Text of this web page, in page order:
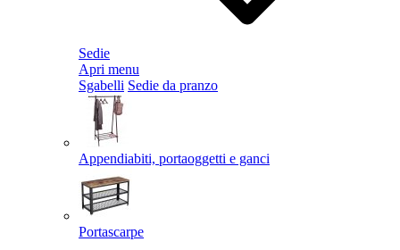
Sedie
Apri menu
Sgabelli Sedie da pranzo
Appendiabiti, portaoggetti e ganci
Portascarpe